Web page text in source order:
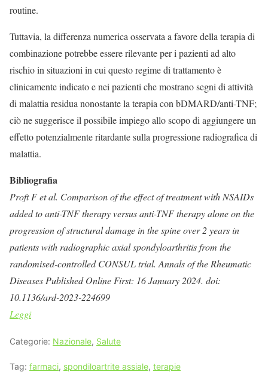
routine.
Tuttavia, la differenza numerica osservata a favore della terapia di
combinazione potrebbe essere rilevante per i pazienti ad alto
rischio in situazioni in cui questo regime di trattamento è
clinicamente indicato e nei pazienti che mostrano segni di attività
di malattia residua nonostante la terapia con bDMARD/anti-TNF;
ciò ne suggerisce il possibile impiego allo scopo di aggiungere un
effetto potenzialmente ritardante sulla progressione radiografica di
malattia.
Bibliografia
Proft F et al. Comparison of the effect of treatment with NSAIDs
added to anti-TNF therapy versus anti-TNF therapy alone on the
progression of structural damage in the spine over 2 years in
patients with radiographic axial spondyloarthritis from the
randomised-controlled CONSUL trial. Annals of the Rheumatic
Diseases Published Online First: 16 January 2024. doi:
10.1136/ard-2023-224699
Leggi
Categorie: Nazionale, Salute
Tag: farmaci, spondiloartrite assiale, terapie